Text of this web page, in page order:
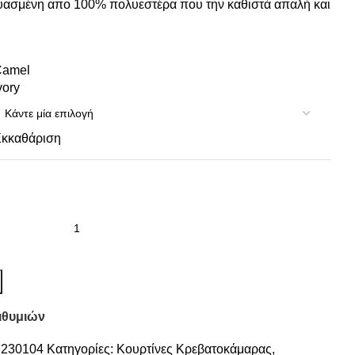
απο 100% πολυεστέρα που την καθιστά απαλή και
Κατηγορίες: Κουρτίνες Κρεβατοκάμαρας,